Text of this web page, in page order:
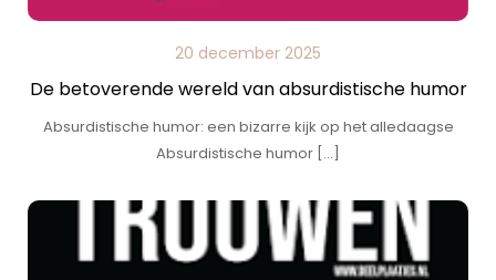
20 december 2025
De betoverende wereld van absurdistische humor
Absurdistische humor: een bizarre kijk op het alledaagse
Absurdistische humor […]